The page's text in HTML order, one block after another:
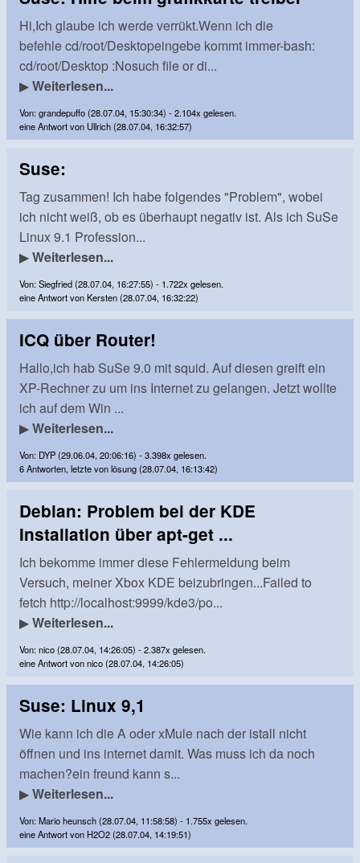
Hi,Ich glaube ich werde verrükt.Wenn ich die
befehle cd/root/Desktopeingebe kommt immer-bash:
cd/root/Desktop :Nosuch file or di...
▶Weiterlesen...
Von: grandepuffo (28.07.04, 15:30:34) - 2.104x gelesen.
eine Antwort von Ullrich (28.07.04, 16:32:57)
Suse:
Tag zusammen! Ich habe folgendes "Problem", wobei
ich nicht weiß, ob es überhaupt negativ ist. Als ich SuSe
Linux 9.1 Profession...
▶Weiterlesen...
Von: Siegfried (28.07.04, 16:27:55) - 1.722x gelesen.
eine Antwort von Kersten (28.07.04, 16:32:22)
ICQ über Router!
Hallo,ich hab SuSe 9.0 mit squid. Auf diesen greift ein
XP-Rechner zu um ins Internet zu gelangen. Jetzt wollte
ich auf dem Win ...
▶Weiterlesen...
Von: DYP (29.06.04, 20:06:16) - 3.398x gelesen.
6 Antworten, letzte von lösung (28.07.04, 16:13:42)
Debian: Problem bei der KDE
Installation über apt-get ...
Ich bekomme immer diese Fehlermeldung beim
Versuch, meiner Xbox KDE beizubringen...Failed to
fetch http://localhost:9999/kde3/po...
▶Weiterlesen...
Von: nico (28.07.04, 14:26:05) - 2.387x gelesen.
eine Antwort von nico (28.07.04, 14:26:05)
Suse: Linux 9,1
Wie kann ich die A oder xMule nach der istall nicht
öffnen und ins internet damit. Was muss ich da noch
machen?ein freund kann s...
▶Weiterlesen...
Von: Mario heunsch (28.07.04, 11:58:58) - 1.755x gelesen.
eine Antwort von H2O2 (28.07.04, 14:19:51)